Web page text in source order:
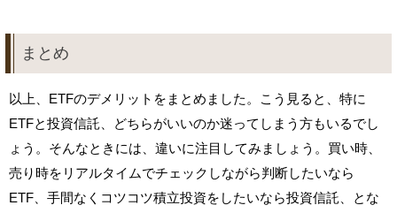
まとめ
以上、ETFのデメリットをまとめました。こう見ると、特に
ETFと投資信託、どちらがいいのか迷ってしまう方もいるでし
ょう。そんなときには、違いに注目してみましょう。買い時、
売り時をリアルタイムでチェックしながら判断したいなら
ETF、手間なくコツコツ積立投資をしたいなら投資信託、とな